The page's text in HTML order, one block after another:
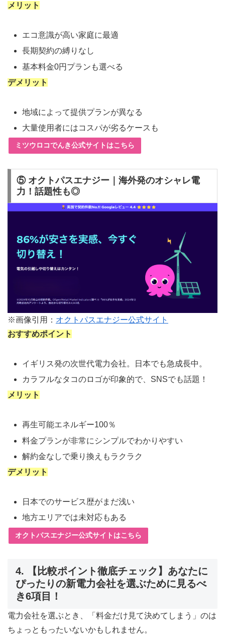
メリット
エコ意識が高い家庭に最適
長期契約の縛りなし
基本料金0円プランも選べる
デメリット
地域によって提供プランが異なる
大量使用者にはコスパが劣るケースも
ミツウロコでんき公式サイトはこちら
⑤ オクトパスエナジー｜海外発のオシャレ電
力！話題性も◎
※画像引用： オクトパスエナジー公式サイト
おすすめポイント
イギリス発の次世代電力会社。日本でも急成長中。
カラフルなタコのロゴが印象的で、SNSでも話題！
メリット
再生可能エネルギー100％
料金プランが非常にシンプルでわかりやすい
解約金なしで乗り換えもラクラク
デメリット
日本でのサービス歴がまだ浅い
地方エリアでは未対応もある
オクトパスエナジー公式サイトはこちら
4. 【比較ポイント徹底チェック】あなたに
ぴったりの新電力会社を選ぶために見るべ
き6項目！
電力会社を選ぶとき、「料金だけ見て決めてしまう」のは
ちょっともったいないかもしれません。